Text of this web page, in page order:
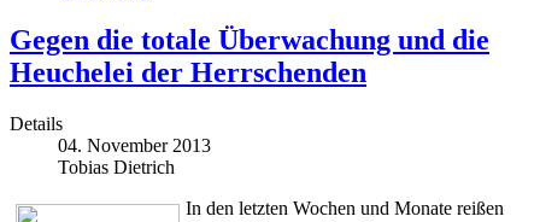
Gegen die totale Überwachung und die
Heuchelei der Herrschenden
Details
04. November 2013
Tobias Dietrich
In den letzten Wochen und Monate reißen